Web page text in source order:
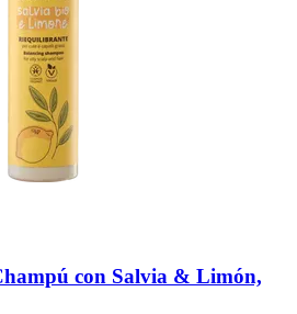
con Salvia & Limón,